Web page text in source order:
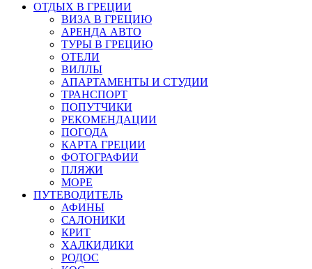
ОТДЫХ В ГРЕЦИИ
ВИЗА В ГРЕЦИЮ
АРЕНДА АВТО
ТУРЫ В ГРЕЦИЮ
ОТЕЛИ
ВИЛЛЫ
АПАРТАМЕНТЫ И СТУДИИ
ТРАНСПОРТ
ПОПУТЧИКИ
РЕКОМЕНДАЦИИ
ПОГОДА
КАРТА ГРЕЦИИ
ФОТОГРАФИИ
ПЛЯЖИ
МОРЕ
ПУТЕВОДИТЕЛЬ
АФИНЫ
САЛОНИКИ
КРИТ
ХАЛКИДИКИ
РОДОС